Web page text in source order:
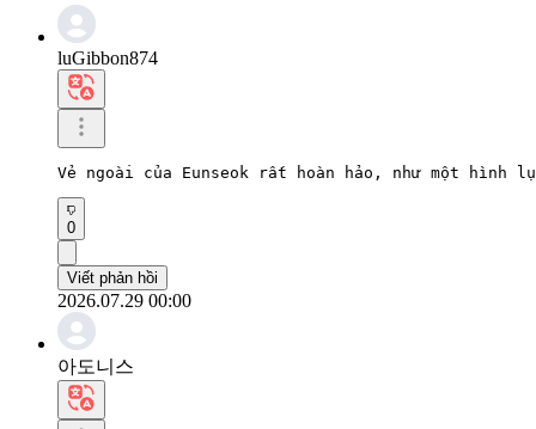
luGibbon874
Vẻ ngoài của Eunseok rất hoàn hảo, như một
0
Viết phản hồi
2026.07.29 00:00
아도니스